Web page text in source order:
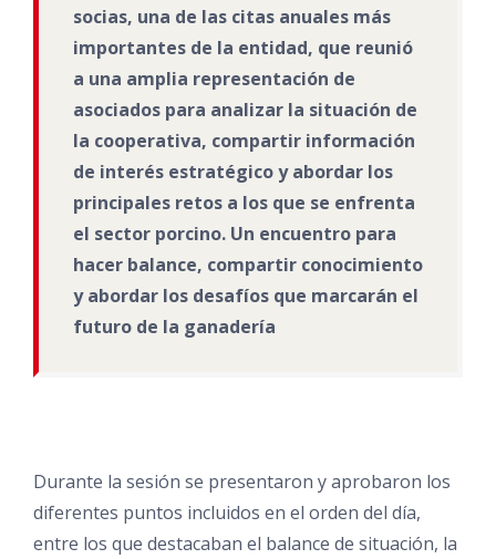
socias, una de las citas anuales más
importantes de la entidad, que reunió
a una amplia representación de
asociados para analizar la situación de
la cooperativa, compartir información
de interés estratégico y abordar los
principales retos a los que se enfrenta
el sector porcino. Un encuentro para
hacer balance, compartir conocimiento
y abordar los desafíos que marcarán el
futuro de la ganadería
Durante la sesión se presentaron y aprobaron los
diferentes puntos incluidos en el orden del día,
entre los que destacaban el balance de situación, la